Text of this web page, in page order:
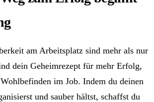
am Arbeitsplatz sind mehr als nur
dein Geheimrezept für mehr Erfolg,
im Job. Indem du deinen
und sauber hältst, schaffst du